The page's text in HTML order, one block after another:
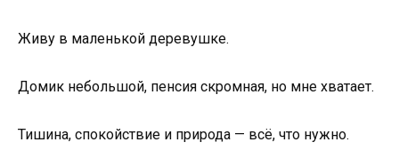
Живу в маленькой деревушке.
Домик небольшой, пенсия скромная, но мне хватает.
Тишина, спокойствие и природа — всё, что нужно.